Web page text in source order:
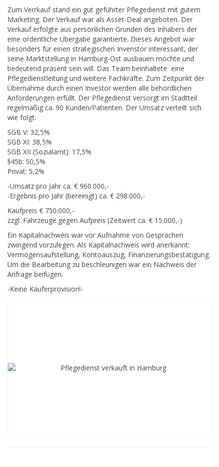
Zum Verrkauf stand ein gut geführter Pflegedienst mit gutem
Marketing. Der Verkauf war als Asset-Deal angeboten. Der
Verkauf erfolgte aus persönlichen Gründen des Inhabers der
eine ordentliche Übergabe garantierte. Dieses Angebot war
besonders für einen strategischen Invenstor interessant, der
seine Marktstellung in Hamburg-Ost ausbauen möchte und
bedeutend präsent sein will. Das Team beinhaltete eine
Pflegedienstleitung und weitere Fachkräfte. Zum Zeitpunkt der
Übernahme durch einen Investor werden alle behördlichen
Anforderungen erfüllt. Der Pflegedienst versorgt im Stadtteil
regelmäßig ca. 90 Kunden/Patienten. Der Umsatz verteilt sich
wie folgt:
SGB V: 32,5%
SGB XI: 38,5%
SGB XII (Sozialamt): 17,5%
§45b: 50,5%
Privat: 5,2%
-Umsatz pro Jahr ca. € 960.000,-
-Ergebnis pro Jahr (bereinigt) ca. € 298.000,-
Kaufpreis € 750.000,-
zzgl. Fahrzeuge gegen Aufpreis (Zeitwert ca. € 15.000,-)
Ein Kapitalnachweis war vor Aufnahme von Gesprächen
zwingend vorzulegen. Als Kapitalnachweis wird anerkannt:
Vermögensaufstellung, Kontoauszug, Finanzierungsbestätigung.
Um die Bearbeitung zu beschleunigen war ein Nachweis der
Anfrage beifügen.
-Keine Käuferprovision!-